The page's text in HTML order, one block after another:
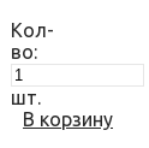
Кол-
во:
шт.
В корзину